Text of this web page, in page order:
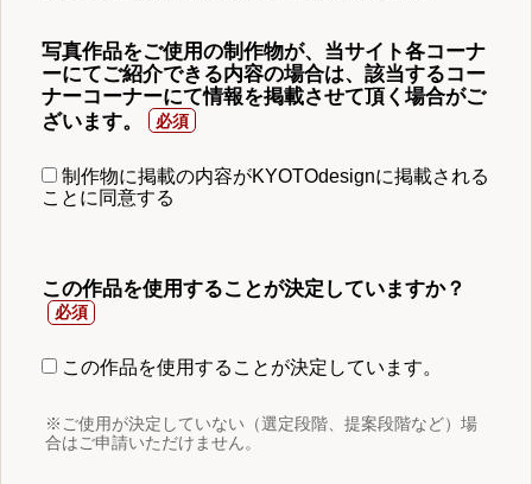
写真作品をご使用の制作物が、当サイト各コーナ
ーにてご紹介できる内容の場合は、該当するコー
ナーコーナーにて情報を掲載させて頂く場合がご
ざいます。
制作物に掲載の内容がKYOTOdesignに掲載される
ことに同意する
この作品を使用することが決定していますか？
この作品を使用することが決定しています。
※ご使用が決定していない（選定段階、提案段階など）場
合はご申請いただけません。